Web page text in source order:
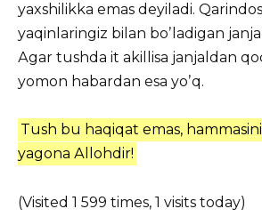
yaxshilikka emas deyiladi.
yaqinlaringiz bilan boʼladigan
Аgar tushda it akillisa janjaldan
yomon habardan esa yoʼq.
Tush bu haqiqat emas,
yagona Аllohdir!
(Visited 1 599 times, 1 visits today)